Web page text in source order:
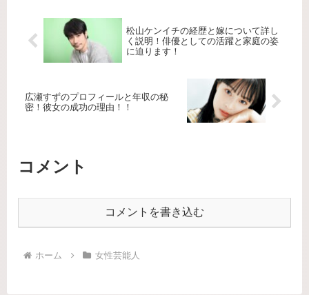
松山ケンイチの経歴と嫁について詳し
く説明！俳優としての活躍と家庭の姿
に迫ります！
広瀬すずのプロフィールと年収の秘
密！彼女の成功の理由！！
コメント
コメントを書き込む
ホーム 女性芸能人